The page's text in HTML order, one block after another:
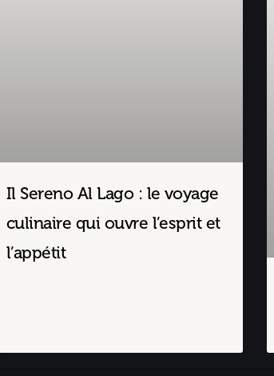
Il Sereno Al Lago : le voyage
culinaire qui ouvre l’esprit et
l’appétit